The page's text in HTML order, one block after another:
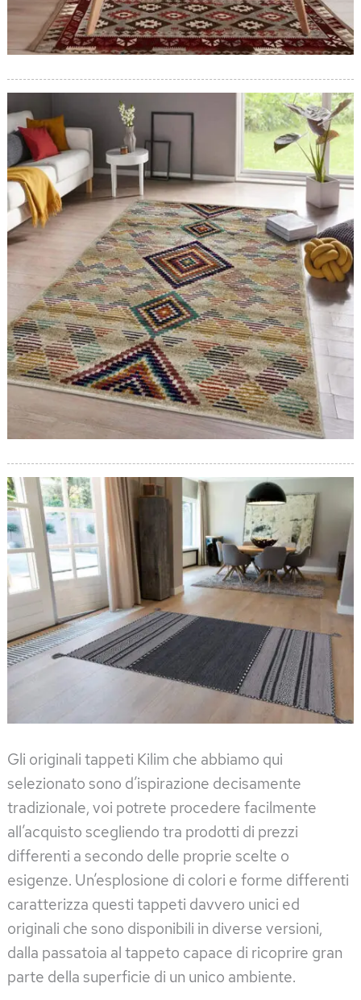
Gli originali tappeti Kilim che abbiamo qui
selezionato sono d’ispirazione decisamente
tradizionale, voi potrete procedere facilmente
all’acquisto scegliendo tra prodotti di prezzi
differenti a secondo delle proprie scelte o
esigenze. Un’esplosione di colori e forme differenti
caratterizza questi tappeti davvero unici ed
originali che sono disponibili in diverse versioni,
dalla passatoia al tappeto capace di ricoprire gran
parte della superficie di un unico ambiente.